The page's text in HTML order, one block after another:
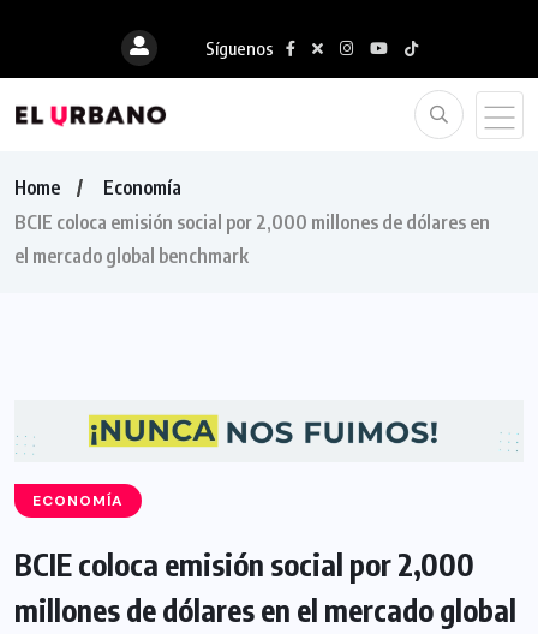
Síguenos
Home
Economía
BCIE coloca emisión social por 2,000 millones de dólares en
el mercado global benchmark
ECONOMÍA
BCIE coloca emisión social por 2,000
millones de dólares en el mercado global